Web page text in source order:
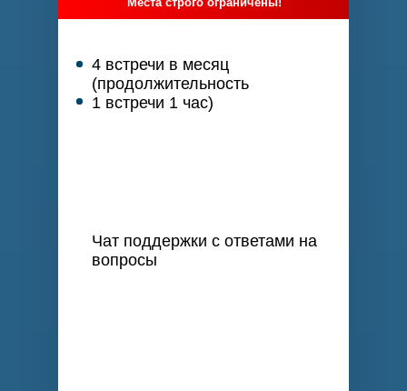
4 встречи в месяц
(продолжительность
1 встречи 1 час)
Чат поддержки с ответами на
вопросы